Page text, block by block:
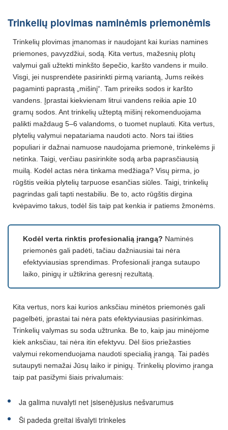
Trinkelių plovimas naminėmis priemonėmis
Trinkelių plovimas įmanomas ir naudojant kai kurias namines
priemones, pavyzdžiui, sodą. Kita vertus, mažesnių plotų
valymui gali užtekti minkšto šepečio, karšto vandens ir muilo.
Visgi, jei nusprendėte pasirinkti pirmą variantą, Jums reikės
pagaminti paprastą „mišinį“. Tam prireiks sodos ir karšto
vandens. Įprastai kiekvienam litrui vandens reikia apie 10
gramų sodos. Ant trinkelių užteptą mišinį rekomenduojama
palikti maždaug 5–6 valandoms, o tuomet nuplauti. Kita vertus,
plytelių valymui nepatariama naudoti acto. Nors tai išties
populiari ir dažnai namuose naudojama priemonė, trinkelėms ji
netinka. Taigi, verčiau pasirinkite sodą arba paprasčiausią
muilą. Kodėl actas nėra tinkama medžiaga? Visų pirma, jo
rūgštis veikia plytelių tarpuose esančias siūles. Taigi, trinkelių
pagrindas gali tapti nestabiliu. Be to, acto rūgštis dirgina
kvėpavimo takus, todėl šis taip pat kenkia ir patiems žmonėms.
Kodėl verta rinktis profesionalią įrangą? Naminės
priemonės gali padėti, tačiau dažniausiai tai nėra
efektyviausias sprendimas. Profesionali įranga sutaupo
laiko, pinigų ir užtikrina geresnį rezultatą.
Kita vertus, nors kai kurios anksčiau minėtos priemonės gali
pagelbėti, įprastai tai nėra pats efektyviausias pasirinkimas.
Trinkelių valymas su soda užtrunka. Be to, kaip jau minėjome
kiek anksčiau, tai nėra itin efektyvu. Dėl šios priežasties
valymui rekomenduojama naudoti specialią įrangą. Tai padės
sutaupyti nemažai Jūsų laiko ir pinigų. Trinkelių plovimo įranga
taip pat pasižymi šiais privalumais:
Ja galima nuvalyti net įsisenėjusius nešvarumus
Ši padeda greitai išvalyti trinkeles